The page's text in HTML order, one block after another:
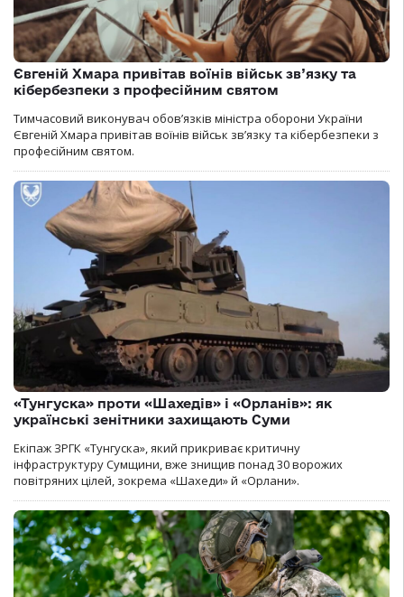
Євгеній Хмара привітав воїнів військ зв’язку та
кібербезпеки з професійним святом
Тимчасовий виконувач обов’язків міністра оборони України
Євгеній Хмара привітав воїнів військ зв’язку та кібербезпеки з
професійним святом.
«Тунгуска» проти «Шахедів» і «Орланів»: як
українські зенітники захищають Суми
Екіпаж ЗРГК «Тунгуска», який прикриває критичну
інфраструктуру Сумщини, вже знищив понад 30 ворожих
повітряних цілей, зокрема «Шахеди» й «Орлани».